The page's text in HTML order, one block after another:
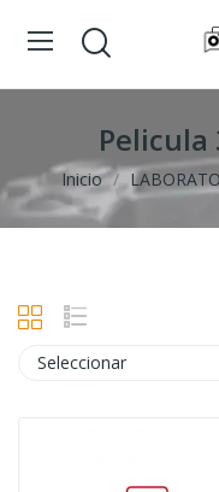
Inicio
Seleccionar